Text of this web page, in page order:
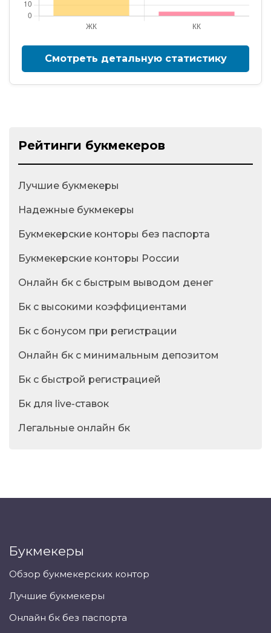
Смотреть детальную статистику
Рейтинги букмекеров
Лучшие букмекеры
Надежные букмекеры
Букмекерские конторы без паспорта
Букмекерские конторы России
Онлайн бк с быстрым выводом денег
Бк с высокими коэффициентами
Бк с бонусом при регистрации
Онлайн бк с минимальным депозитом
Бк с быстрой регистрацией
Бк для live-ставок
Легальные онлайн бк
Букмекеры
Обзор букмекерских контор
Лучшие букмекеры
Онлайн бк без паспорта